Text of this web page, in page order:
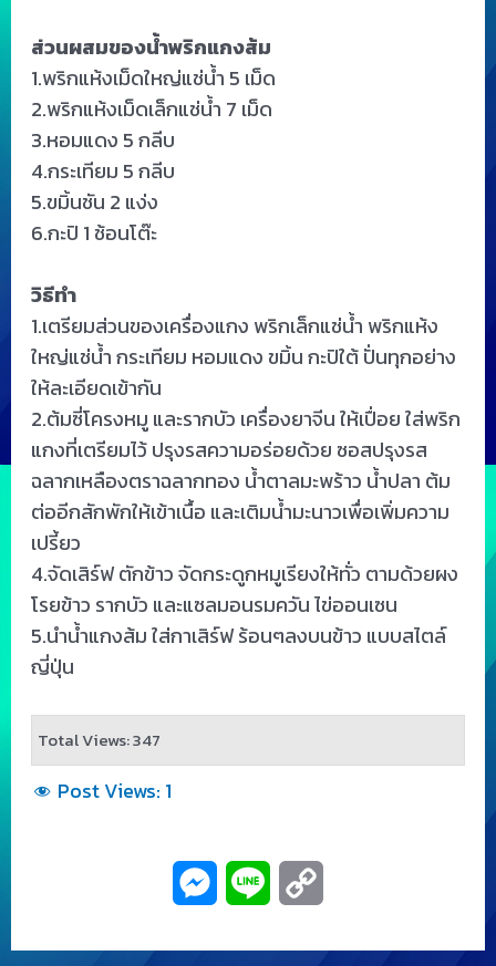
ส่วนผสมของน้ำพริกแกงส้ม
1.พริกแห้งเม็ดใหญ่แช่น้ำ 5 เม็ด
2.พริกแห้งเม็ดเล็กแช่น้ำ 7 เม็ด
3.หอมแดง 5 กลีบ
4.กระเทียม 5 กลีบ
5.ขมิ้นชัน 2 แง่ง
6.กะปิ 1 ช้อนโต๊ะ
วิธีทำ
1.เตรียมส่วนของเครื่องแกง พริกเล็กแช่น้ำ พริกแห้ง
ใหญ่แช่น้ำ กระเทียม หอมแดง ขมิ้น กะปิใต้ ปั่นทุกอย่าง
ให้ละเอียดเข้ากัน
2.ต้มซี่โครงหมู และรากบัว เครื่องยาจีน ให้เปื่อย ใส่พริก
แกงที่เตรียมไว้ ปรุงรสความอร่อยด้วย ซอสปรุงรส
ฉลากเหลืองตราฉลากทอง น้ำตาลมะพร้าว น้ำปลา ต้ม
ต่ออีกสักพักให้เข้าเนื้อ และเติมน้ำมะนาวเพื่อเพิ่มความ
เปรี้ยว
4.จัดเสิร์ฟ ตักข้าว จัดกระดูกหมูเรียงให้ทั่ว ตามด้วยผง
โรยข้าว รากบัว และแซลมอนรมควัน ไข่ออนเซน
5.นำน้ำแกงส้ม ใส่กาเสิร์ฟ ร้อนๆลงบนข้าว แบบสไตล์
ญี่ปุ่น
Total Views: 347
Post Views: 1